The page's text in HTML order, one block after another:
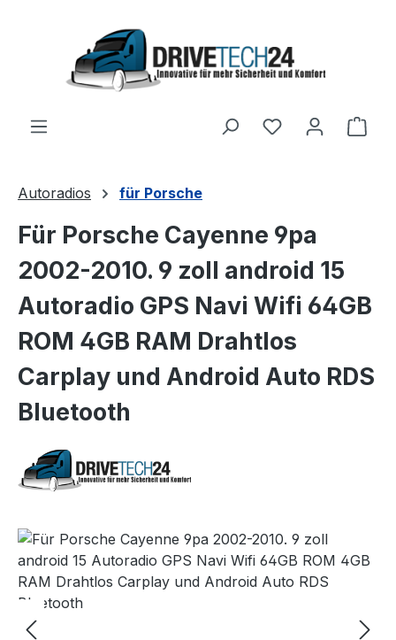
Autoradios für Porsche
Für Porsche Cayenne 9pa
2002-2010. 9 zoll android 15
Autoradio GPS Navi Wifi 64GB
ROM 4GB RAM Drahtlos
Carplay und Android Auto RDS
Bluetooth
Bildergalerie überspringen